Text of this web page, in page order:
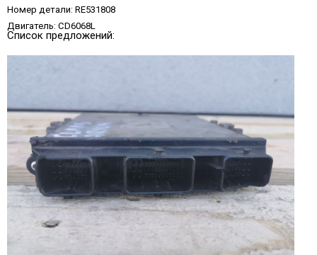
Номер детали: RE531808
Двигатель: CD6068L
Список предложений: